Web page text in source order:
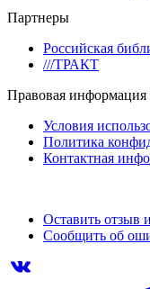
Партнеры
Российская
///ТРАКТ
Правовая информация
Условия
Политика
Контактная
Оставить отзыв
Сообщить об